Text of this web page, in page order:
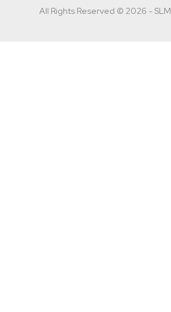
All Rights Reserved © 2026 - SLM